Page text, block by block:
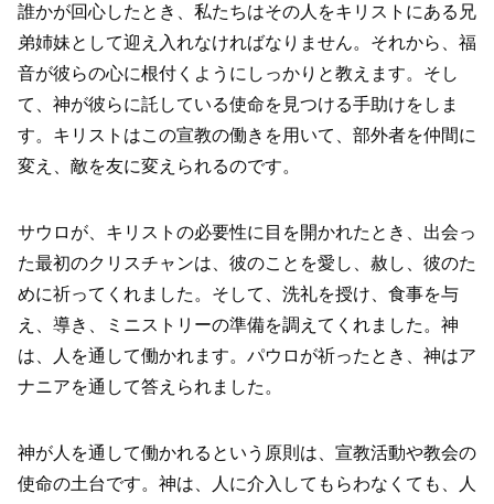
誰かが回心したとき、私たちはその人をキリストにある兄
弟姉妹として迎え入れなければなりません。それから、福
音が彼らの心に根付くようにしっかりと教えます。そし
て、神が彼らに託している使命を見つける手助けをしま
す。キリストはこの宣教の働きを用いて、部外者を仲間に
変え、敵を友に変えられるのです。
サウロが、キリストの必要性に目を開かれたとき、出会っ
た最初のクリスチャンは、彼のことを愛し、赦し、彼のた
めに祈ってくれました。そして、洗礼を授け、食事を与
え、導き、ミニストリーの準備を調えてくれました。神
は、人を通して働かれます。パウロが祈ったとき、神はア
ナニアを通して答えられました。
神が人を通して働かれるという原則は、宣教活動や教会の
使命の土台です。神は、人に介入してもらわなくても、人